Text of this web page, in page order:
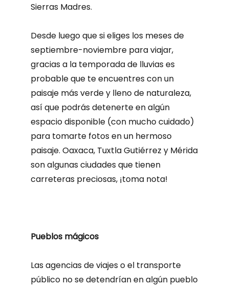
Sierras Madres.
Desde luego que si eliges los meses de
septiembre-noviembre para viajar,
gracias a la temporada de lluvias es
probable que te encuentres con un
paisaje más verde y lleno de naturaleza,
así que podrás detenerte en algún
espacio disponible (con mucho cuidado)
para tomarte fotos en un hermoso
paisaje. Oaxaca, Tuxtla Gutiérrez y Mérida
son algunas ciudades que tienen
carreteras preciosas, ¡toma nota!
Pueblos mágicos
Las agencias de viajes o el transporte
público no se detendrían en algún pueblo